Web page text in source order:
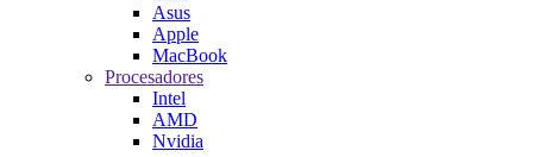
Asus
Apple
MacBook
Procesadores
Intel
AMD
Nvidia